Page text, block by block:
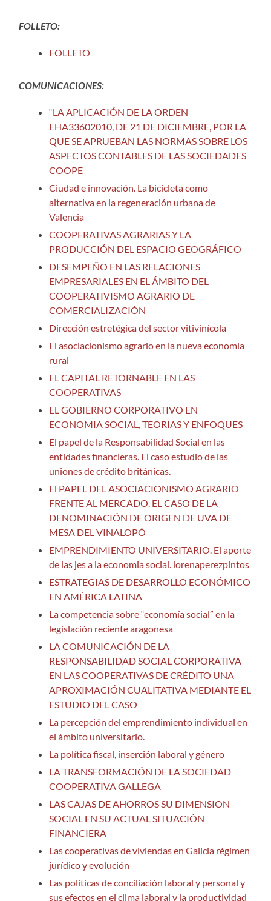
FOLLETO:
FOLLETO
COMUNICACIONES:
“LA APLICACIÓN DE LA ORDEN
EHA33602010, DE 21 DE DICIEMBRE, POR LA
QUE SE APRUEBAN LAS NORMAS SOBRE LOS
ASPECTOS CONTABLES DE LAS SOCIEDADES
COOPE
Ciudad e innovación. La bicicleta como
alternativa en la regeneración urbana de
Valencia
COOPERATIVAS AGRARIAS Y LA
PRODUCCIÓN DEL ESPACIO GEOGRÁFICO
DESEMPEÑO EN LAS RELACIONES
EMPRESARIALES EN EL ÁMBITO DEL
COOPERATIVISMO AGRARIO DE
COMERCIALIZACIÓN
Dirección estretégica del sector vitivinícola
El asociacionismo agrario en la nueva economia
rural
EL CAPITAL RETORNABLE EN LAS
COOPERATIVAS
EL GOBIERNO CORPORATIVO EN
ECONOMIA SOCIAL, TEORIAS Y ENFOQUES
El papel de la Responsabilidad Social en las
entidades financieras. El caso estudio de las
uniones de crédito británicas.
El PAPEL DEL ASOCIACIONISMO AGRARIO
FRENTE AL MERCADO. EL CASO DE LA
DENOMINACIÓN DE ORIGEN DE UVA DE
MESA DEL VINALOPÓ
EMPRENDIMIENTO UNIVERSITARIO. El aporte
de las jes a la economia social. lorenaperezpintos
ESTRATEGIAS DE DESARROLLO ECONÓMICO
EN AMÉRICA LATINA
La competencia sobre “economía social” en la
legislación reciente aragonesa
LA COMUNICACIÓN DE LA
RESPONSABILIDAD SOCIAL CORPORATIVA
EN LAS COOPERATIVAS DE CRÉDITO UNA
APROXIMACIÓN CUALITATIVA MEDIANTE EL
ESTUDIO DEL CASO
La percepción del emprendimiento individual en
el ámbito universitario.
La política fiscal, inserción laboral y género
LA TRANSFORMACIÓN DE LA SOCIEDAD
COOPERATIVA GALLEGA
LAS CAJAS DE AHORROS SU DIMENSION
SOCIAL EN SU ACTUAL SITUACIÓN
FINANCIERA
Las cooperativas de viviendas en Galicia régimen
jurídico y evolución
Las políticas de conciliación laboral y personal y
sus efectos en el clima laboral y la productividad